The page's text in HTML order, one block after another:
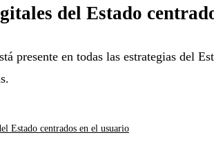
del Estado
presente en todas las estrategias del
Estado centrados en el usuario